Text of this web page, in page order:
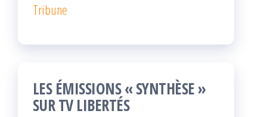
Tribune
LES ÉMISSIONS « SYNTHÈSE »
SUR TV LIBERTÉS